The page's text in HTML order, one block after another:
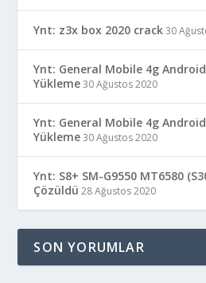
Ynt: z3x box 2020 crack 30
Ynt: General Mobile 4g
Yükleme 30 Ağustos 2020
Ynt: General Mobile 4g
Yükleme 30 Ağustos 2020
Ynt: S8+ SM-G9550 MT6580
Çözüldü 28 Ağustos 2020
SON YORUMLAR